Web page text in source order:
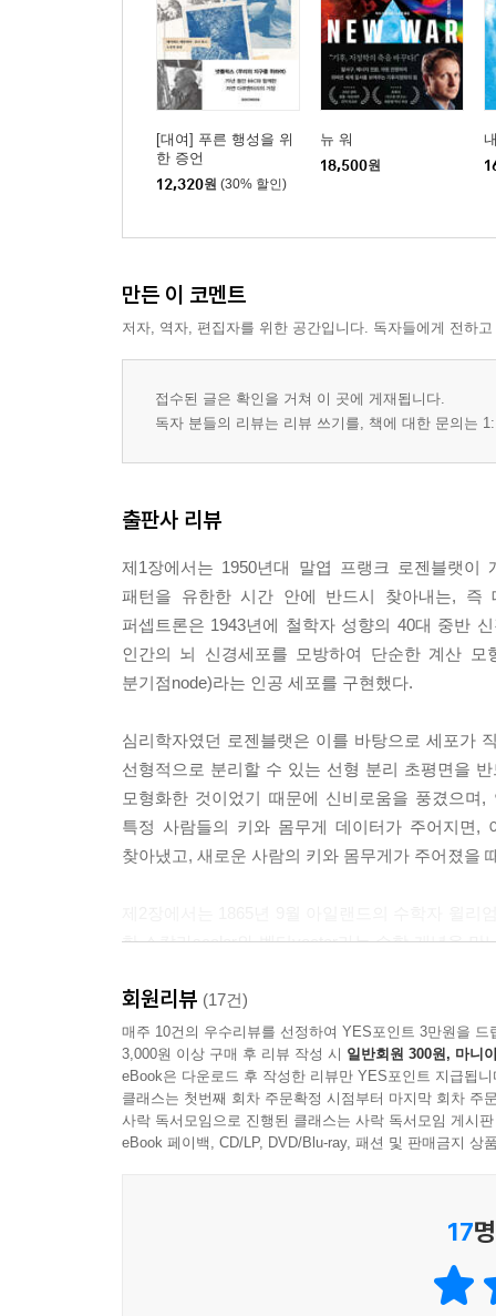
[대여] 푸른 행성을 위
한 증언
12,320원 (30% 할인)
뉴 워
18,500원
만든 이 코멘트
저자, 역자, 편집자를 위한 공간입니다. 독자들에게 전하
접수된 글은 확인을 거쳐 이 곳에 게재됩니다.
독자 분들의 리뷰는 리뷰 쓰기를, 책에 대한 문의는
출판사 리뷰
제1장에서는 1950년대 말엽 프랭크 로젠블랫
패턴을 유한한 시간 안에 반드시 찾아내는, 즉
퍼셉트론은 1943년에 철학자 성향의 40대 중반
인간의 뇌 신경세포를 모방하여 단순한 계산
분기점node)라는 인공 세포를 구현했다.
심리학자였던 로젠블랫은 이를 바탕으로 세포가
선형적으로 분리할 수 있는 선형 분리 초평면을
모형화한 것이었기 때문에 신비로움을 풍겼으
특정 사람들의 키와 몸무게 데이터가 주어지면
찾아냈고, 새로운 사람의 키와 몸무게가 주어졌을
한 스칼라scaler와 벡터vector라는 수학 개념을
내려가는 최단 거리를 찾는 과정을 살핀다. 즉 발
개최된 첫 AI 대회를 마치고 돌아온 버나드 위드
mean squares, LMS 알고리즘, 즉 알고리즘이 함
오늘날 심층 신경망은 엄청난 수의 가중치를 사용
확률을 다루는 제4장에서는 “0.8의 확률로 1701
알고리즘을 배운다. 먼저 19세기 런던을 휩쓸
파악함으로써 그 병의 원인이 마을의 한 “우물
회원리뷰 (17건)
매주 10건의 우수리뷰를 선정하여 YES포인트 3만원을 드
3,000원 이상 구매 후 리뷰 작성 시 일반회원 300원, 마니
eBook은 다운로드 후 작성한 리뷰만 YES포인트 지급됩니
클래스는 첫번째 회차 주문확정 시점부터 마지막 회차 주
사락 독서모임으로 진행된 클래스는 사락 독서모임 게시
eBook 페이백, CD/LP, DVD/Blu-ray, 패션 및 판매금지 상
17